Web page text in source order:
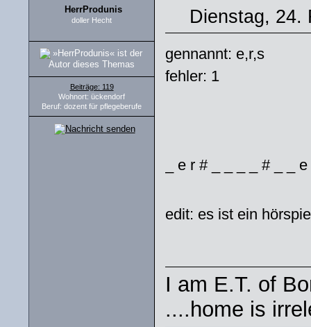
HerrProdunis
doller Hecht
Beiträge: 119
Wohnort: ückendorf
Beruf: dozent für pflegeberufe
Dienstag, 24.
gennannt: e,r,s
fehler: 1
_ e r # _ _ _ _ # _ _
edit: es ist ein
I am E.T. of
....home is